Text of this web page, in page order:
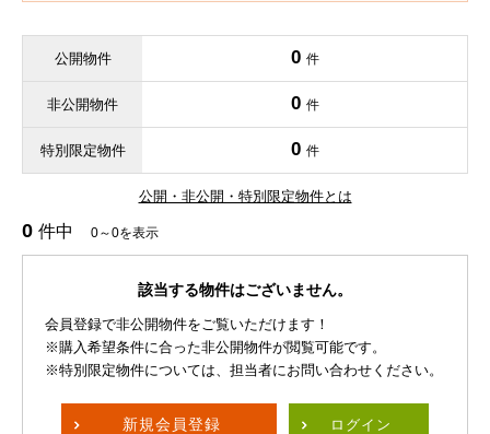
公開物件 0 件
非公開物件 0 件
特別限定物件 0 件
公開・非公開・特別限定物件とは
0 件中 0～0を表示
該当する物件はございません。
会員登録で非公開物件をご覧いただけます！
※購入希望条件に合った非公開物件が閲覧可能です。
※特別限定物件については、担当者にお問い合わせください。
新規会員登録 ログイン